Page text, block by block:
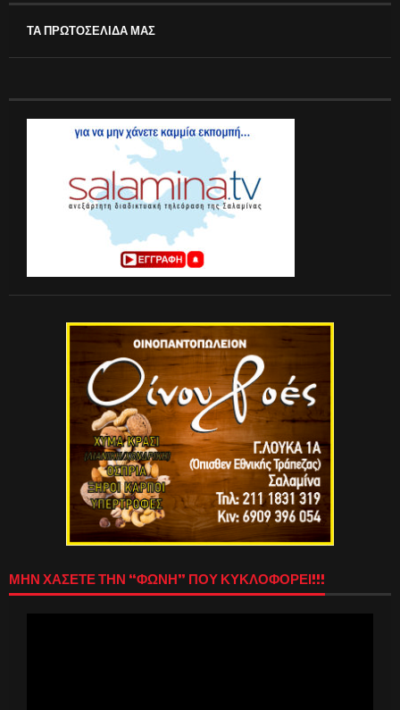
ΤΑ ΠΡΩΤΟΣΕΛΙΔΑ ΜΑΣ
ΜΗΝ ΧΑΣΕΤΕ ΤΗΝ “ΦΩΝΗ” ΠΟΥ ΚΥΚΛΟΦΟΡΕΙ!!!